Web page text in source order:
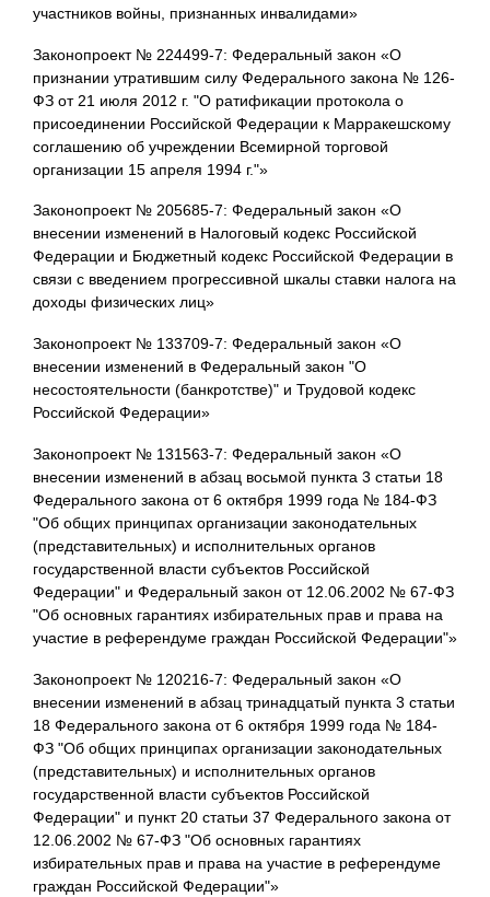
участников войны, признанных инвалидами»
Законопроект № 224499-7: Федеральный закон «О
признании утратившим силу Федерального закона № 126-
ФЗ от 21 июля 2012 г. "О ратификации протокола о
присоединении Российской Федерации к Марракешскому
соглашению об учреждении Всемирной торговой
организации 15 апреля 1994 г."»
Законопроект № 205685-7: Федеральный закон «О
внесении изменений в Налоговый кодекс Российской
Федерации и Бюджетный кодекс Российской Федерации в
связи с введением прогрессивной шкалы ставки налога на
доходы физических лиц»
Законопроект № 133709-7: Федеральный закон «О
внесении изменений в Федеральный закон "О
несостоятельности (банкротстве)" и Трудовой кодекс
Российской Федерации»
Законопроект № 131563-7: Федеральный закон «О
внесении изменений в абзац восьмой пункта 3 статьи 18
Федерального закона от 6 октября 1999 года № 184-ФЗ
"Об общих принципах организации законодательных
(представительных) и исполнительных органов
государственной власти субъектов Российской
Федерации" и Федеральный закон от 12.06.2002 № 67-ФЗ
"Об основных гарантиях избирательных прав и права на
участие в референдуме граждан Российской Федерации"»
Законопроект № 120216-7: Федеральный закон «О
внесении изменений в абзац тринадцатый пункта 3 статьи
18 Федерального закона от 6 октября 1999 года № 184-
ФЗ "Об общих принципах организации законодательных
(представительных) и исполнительных органов
государственной власти субъектов Российской
Федерации" и пункт 20 статьи 37 Федерального закона от
12.06.2002 № 67-ФЗ "Об основных гарантиях
избирательных прав и права на участие в референдуме
граждан Российской Федерации"»